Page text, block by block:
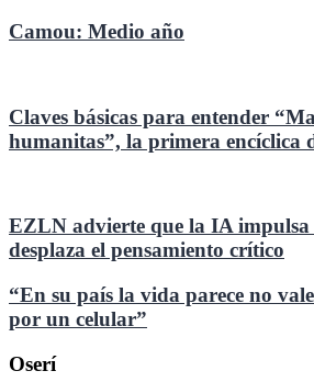
Camou: Medio año
Claves básicas para entender
humanitas”, la primera encíclica
EZLN advierte que la IA impulsa
desplaza el pensamiento crítico
“En su país la vida parece no
por un celular”
Oserí